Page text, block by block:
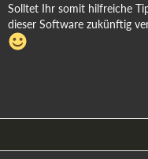
Solltet Ihr somit hilfreiche
dieser Software zukünftig